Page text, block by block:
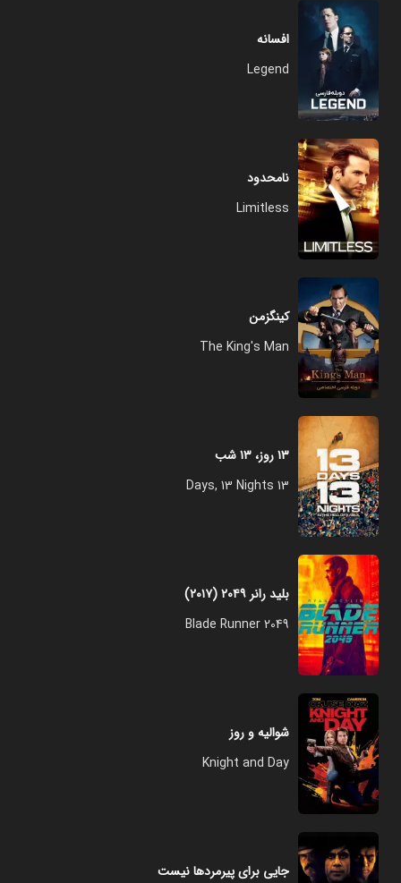
افسانه
Legend
نامحدود
Limitless
کینگزمن
The King's Man
۱۳ روز، ۱۳ شب
13 Days, 13 Nights
بلید رانر ۲۰۴۹ (۲۰۱۷)
Blade Runner 2049
شوالیه و روز
Knight and Day
جایی برای پیرمردها نیست